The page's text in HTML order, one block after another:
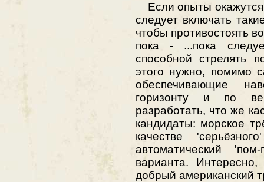
Если опыты
следует включать
чтобы противостоять
пока - ...пока
способной стрелять
этого нужно, помимо
обеспечивающие
горизонту и по
разработать, что же
кандидаты: морское
качестве
автоматический
варианта.
добрый американский